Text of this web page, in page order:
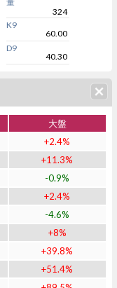
324
K9
60.00
D9
40.30
大盤
+2.4%
+11.3%
-0.9%
+2.4%
-4.6%
+8%
+39.8%
+51.4%